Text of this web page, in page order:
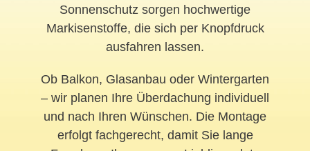
Sonnenschutz sorgen hochwertige
Markisenstoffe, die sich per Knopfdruck
ausfahren lassen.
Ob Balkon, Glasanbau oder Wintergarten
– wir planen Ihre Überdachung individuell
und nach Ihren Wünschen. Die Montage
erfolgt fachgerecht, damit Sie lange